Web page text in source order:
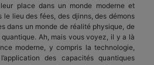
place dans un monde moderne et
le lieu des fées, des djinns, des démons
dans un monde de réalité physique, de
quantique. Ah, mais vous voyez, il y a là
moderne, y compris la technologie,
des capacités quantiques